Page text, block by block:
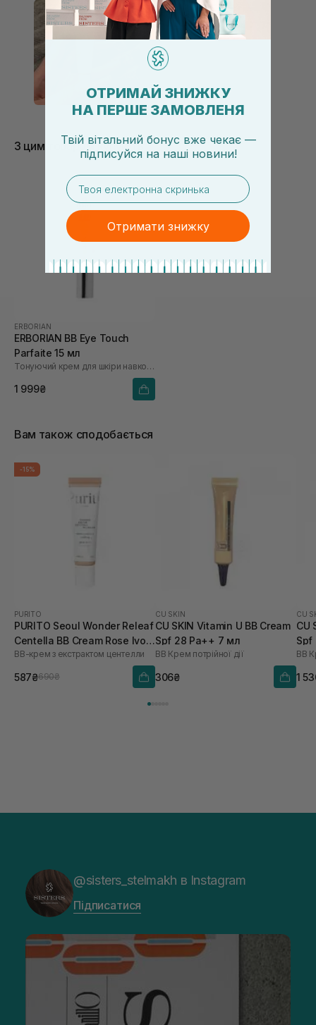
на добре зволожену шкіру, так як він підкреслює
шелушіння. Але зрозуміло, що найкраща база під
макіяж в даному випадку це здорова шкіра.
Впевнена, що сподобається всім власницям
жирної/ проблемної. Повторю ))
З цим товаром купують
ERBORIAN
ERBORIAN BB Eye Touch
Parfaite 15 мл
Тонуючий крем для шкіри навколо очей
1 999₴
Вам також сподобається
-15%
PURITO
PURITO Seoul Wonder Releaf
Centella BB Cream Rose Ivory
№15 30 мл
ВВ-крем з екстрактом центелли
587₴690₴
CU SKIN
CU SKIN Vitamin U BB Cream
Spf 28 Pa++ 7 мл
BB Крем потрійної дії
306₴
CU
CU
Spf
BB
1
@sisters_stelmakh в Instagram
Підписатися
ОТРИМАЙ ЗНИЖКУ
НА ПЕРШЕ ЗАМОВЛЕНЯ
Твій вітальний бонус вже чекає —
підписуйся на наші новини!
email
Отримати знижку